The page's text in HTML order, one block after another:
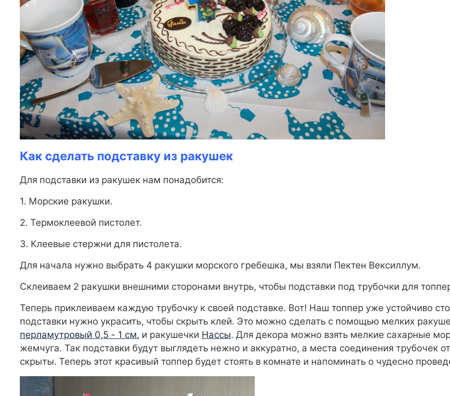
Как сделать подставку из ракушек
Для подставки из ракушек нам понадобится:
1. Морские ракушки.
2. Термоклеевой пистолет.
3. Клеевые стержни для пистолета.
Для начала нужно выбрать 4 ракушки морского гребешка, мы взяли Пектен Вексиллум.
Склеиваем 2 ракушки внешними сторонами внутрь, чтобы подставки под трубочки для
Теперь приклеиваем каждую трубочку к своей подставке. Вот! Наш топпер уже устойчиво
подставки нужно украсить, чтобы скрыть клей. Это можно сделать с помощью мелких
перламутровый 0,5 - 1 см. и ракушечки Нассы. Для декора можно взять мелкие сахарные
жемчуга. Так подставки будут выглядеть нежно и аккуратно, а места соединения трубочек
скрыты. Теперь этот красивый топпер будет стоять в комнате и напоминать о чудесно